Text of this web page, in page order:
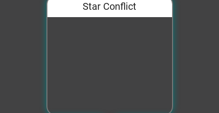
Star Conflict